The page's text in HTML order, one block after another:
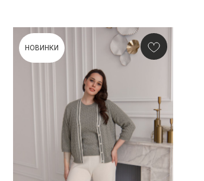
НОВИНКИ